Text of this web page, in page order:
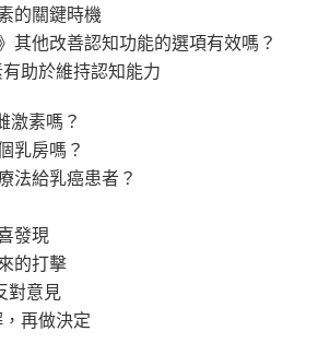
的關鍵時機
其他改善認知功能的選項有效嗎？
助於維持認知能力
激素嗎？
乳房嗎？
法給乳癌患者？
發現
的打擊
對意見
再做決定